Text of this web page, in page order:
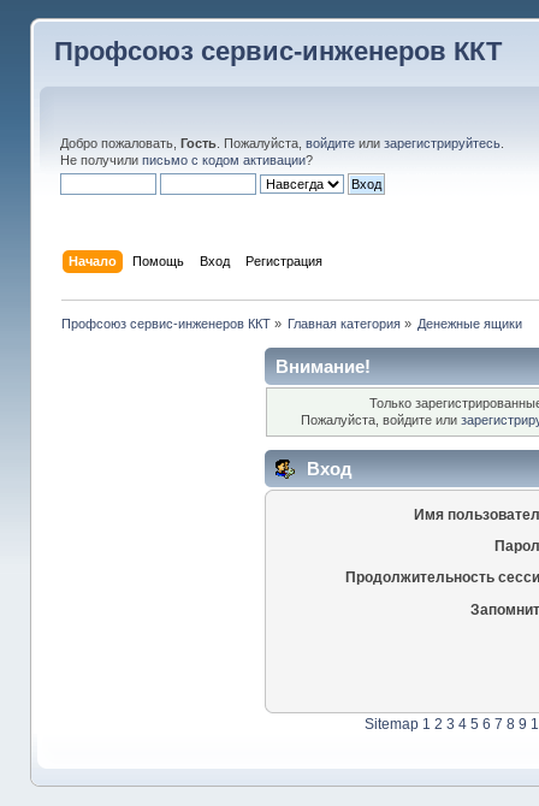
Профсоюз сервис-инженеров ККТ
Добро пожаловать, Гость. Пожалуйста, войдитеили зарегистрируйтесь.
Не получили письмо с кодом активации?
Начало Помощь Вход Регистрация
Профсоюз сервис-инженеров ККТ» Главная категория » Денежные ящики
Внимание!
Только
Пожалуйста, войдите или
Вход
Имя
Продолжительность
Sitemap 1 2 3 4 5 6 7 8 9